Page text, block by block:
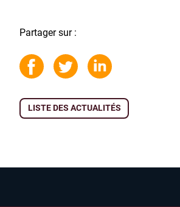
Partager sur :
LISTE DES ACTUALITÉS